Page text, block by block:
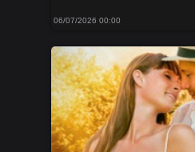
06/07/2026 00:00